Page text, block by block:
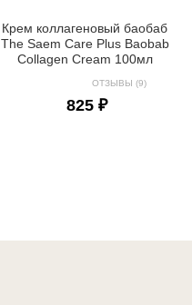
Крем коллагеновый баобаб
The Saem Care Plus Baobab
Collagen Cream 100мл
ОТЗЫВЫ (9)
825 ₽